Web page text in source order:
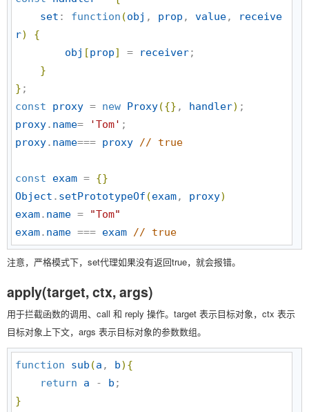
set : function (obj , prop , value,
receive
r)
{
obj [prop] = receiver;
}
}
const
proxy = new Proxy({} , handler)
proxy. name= 'Tom'
proxy. name=== proxy // true
const exam = {}
Object . setPrototypeOf (exam, proxy)
exam. name = "Tom"
exam. name === exam // true
注意，严格模式下，set代理如果没有返回true，就会报错。
apply(target, ctx, args)
用于拦截函数的调用、call 和 reply 操作。target 表示目标对象，ctx 表示
目标对象上下文，args 表示目标对象的参数数组。
function sub (a , b) {
return
a - b
}